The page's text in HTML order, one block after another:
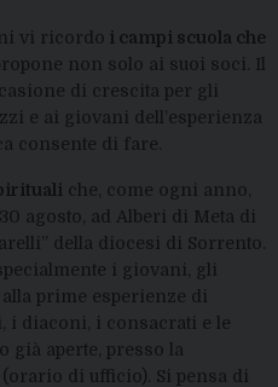
vi ricordo i campi scuola che
non solo ai suoi soci. Il
di crescita per gli
e ai giovani dell’esperienza
consente di fare.
che, come ogni anno,
agosto, ad Alberi di Meta di
della diocesi di Sorrento.
i giovani, gli
prime esperienze di
i diaconi, i consacrati e le
già aperte, presso la
di ufficio). Si pensa di